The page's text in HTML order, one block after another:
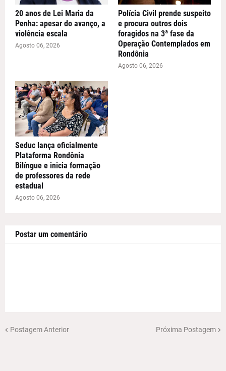
20 anos de Lei Maria da
Penha: apesar do avanço, a
violência escala
Agosto 06, 2026
Polícia Civil prende suspeito
e procura outros dois
foragidos na 3ª fase da
Operação Contemplados em
Rondônia
Agosto 06, 2026
Seduc lança oficialmente
Plataforma Rondônia
Bilíngue e inicia formação
de professores da rede
estadual
Agosto 06, 2026
Postar um comentário
Postagem Anterior Próxima Postagem